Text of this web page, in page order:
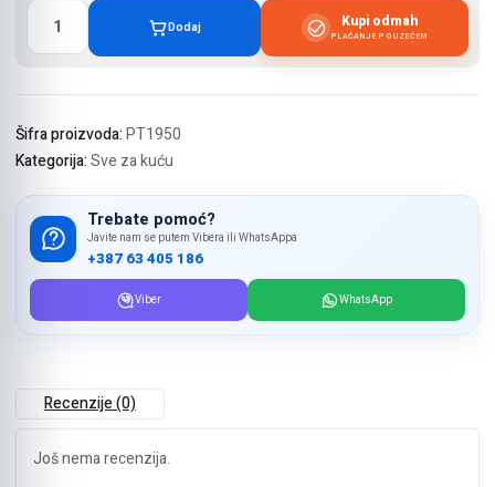
Metalna
kašika
za
količina
Dodaj Kupi odmah
PLAĆANJE POUZEĆEM
Šifra proizvoda:PT1950
Kategorija:Sve za kuću
Trebate pomoć?
Javite nam se putem Vibera ili WhatsAppa
+387 63 405 186
Viber WhatsApp
Recenzije (0)
Još nema recenzija.